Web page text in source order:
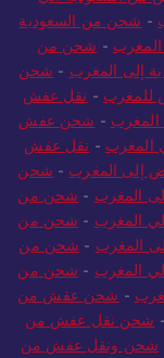
- شحن من السعودية
- شحن من
إلى المغرب - شحن
للمغرب - نقل عفش
- شحن عفش
المغرب - نقل عفش
إلى المغرب - شحن
المغرب - شحن من
المغرب - شحن من
المغرب - شحن من
المغرب - شحن من
- شحن عفش من
- شحن نقل عفش من
شحن ونقل عفش من